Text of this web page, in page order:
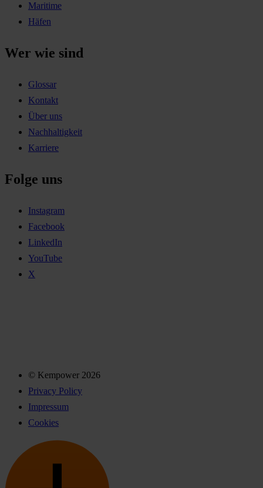
Maritime
Häfen
Wer wie sind
Glossar
Kontakt
Über uns
Nachhaltigkeit
Karriere
Folge uns
Instagram
Facebook
LinkedIn
YouTube
X
© Kempower 2026
Privacy Policy
Impressum
Cookies